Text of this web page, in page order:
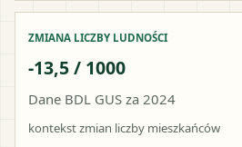
ZMIANA LICZBY LUDNOŚCI
-13,5 / 1000
Dane BDL GUS za 2024
kontekst zmian liczby mieszkańców